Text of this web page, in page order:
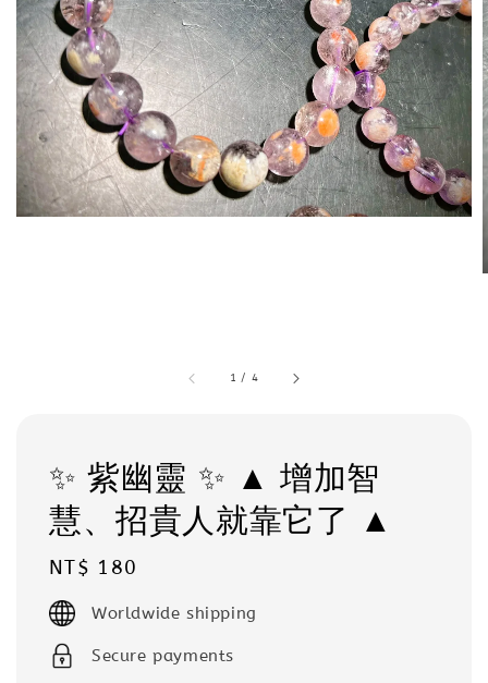
1 / 4
✨ 紫幽靈 ✨ ▲ 增加智
慧、招貴人就靠它了 ▲
Regular
price
NT$ 180
Worldwide shipping
Secure payments